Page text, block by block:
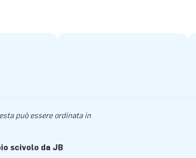
può essere ordinata in
scivolo da JB